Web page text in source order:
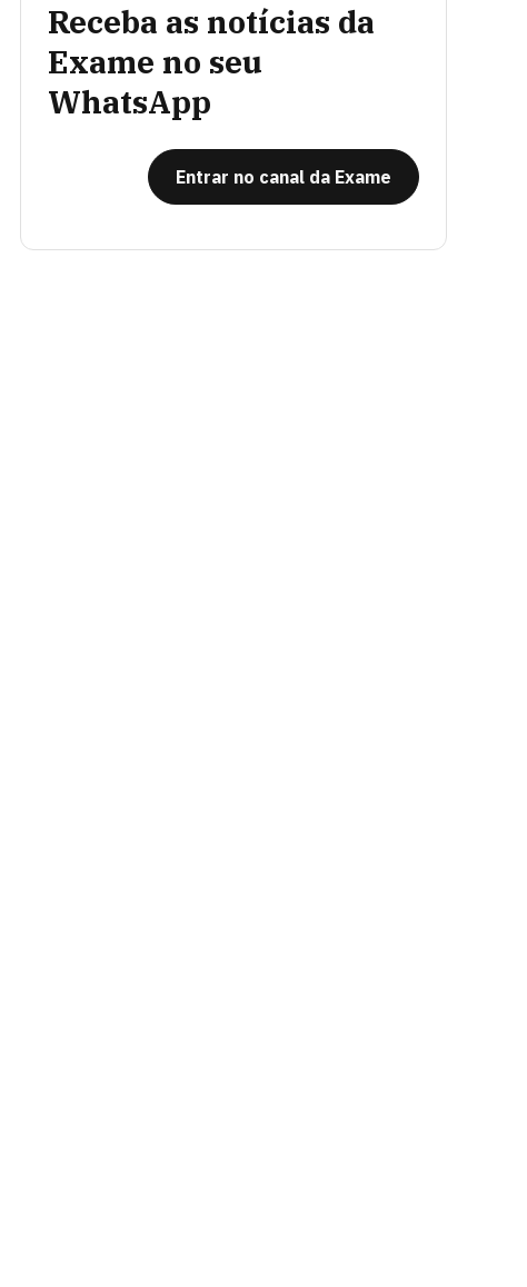
Receba as notícias da
Exame no seu
WhatsApp
Entrar no canal da Exame